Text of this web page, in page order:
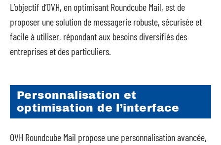
L’objectif d’OVH, en optimisant Roundcube Mail, est de
proposer une solution de messagerie robuste, sécurisée et
facile à utiliser, répondant aux besoins diversifiés des
entreprises et des particuliers.
Personnalisation et
optimisation de l’interface
OVH Roundcube Mail propose une personnalisation avancée,